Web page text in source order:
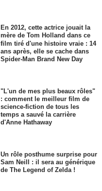
En 2012, cette actrice jouait la
mère de Tom Holland dans ce
film tiré d'une histoire vraie : 14
ans après, elle se cache dans
Spider-Man Brand New Day
"L'un de mes plus beaux rôles"
: comment le meilleur film de
science-fiction de tous les
temps a sauvé la carrière
d'Anne Hathaway
Un rôle posthume surprise pour
Sam Neill : il sera au générique
de The Legend of Zelda !